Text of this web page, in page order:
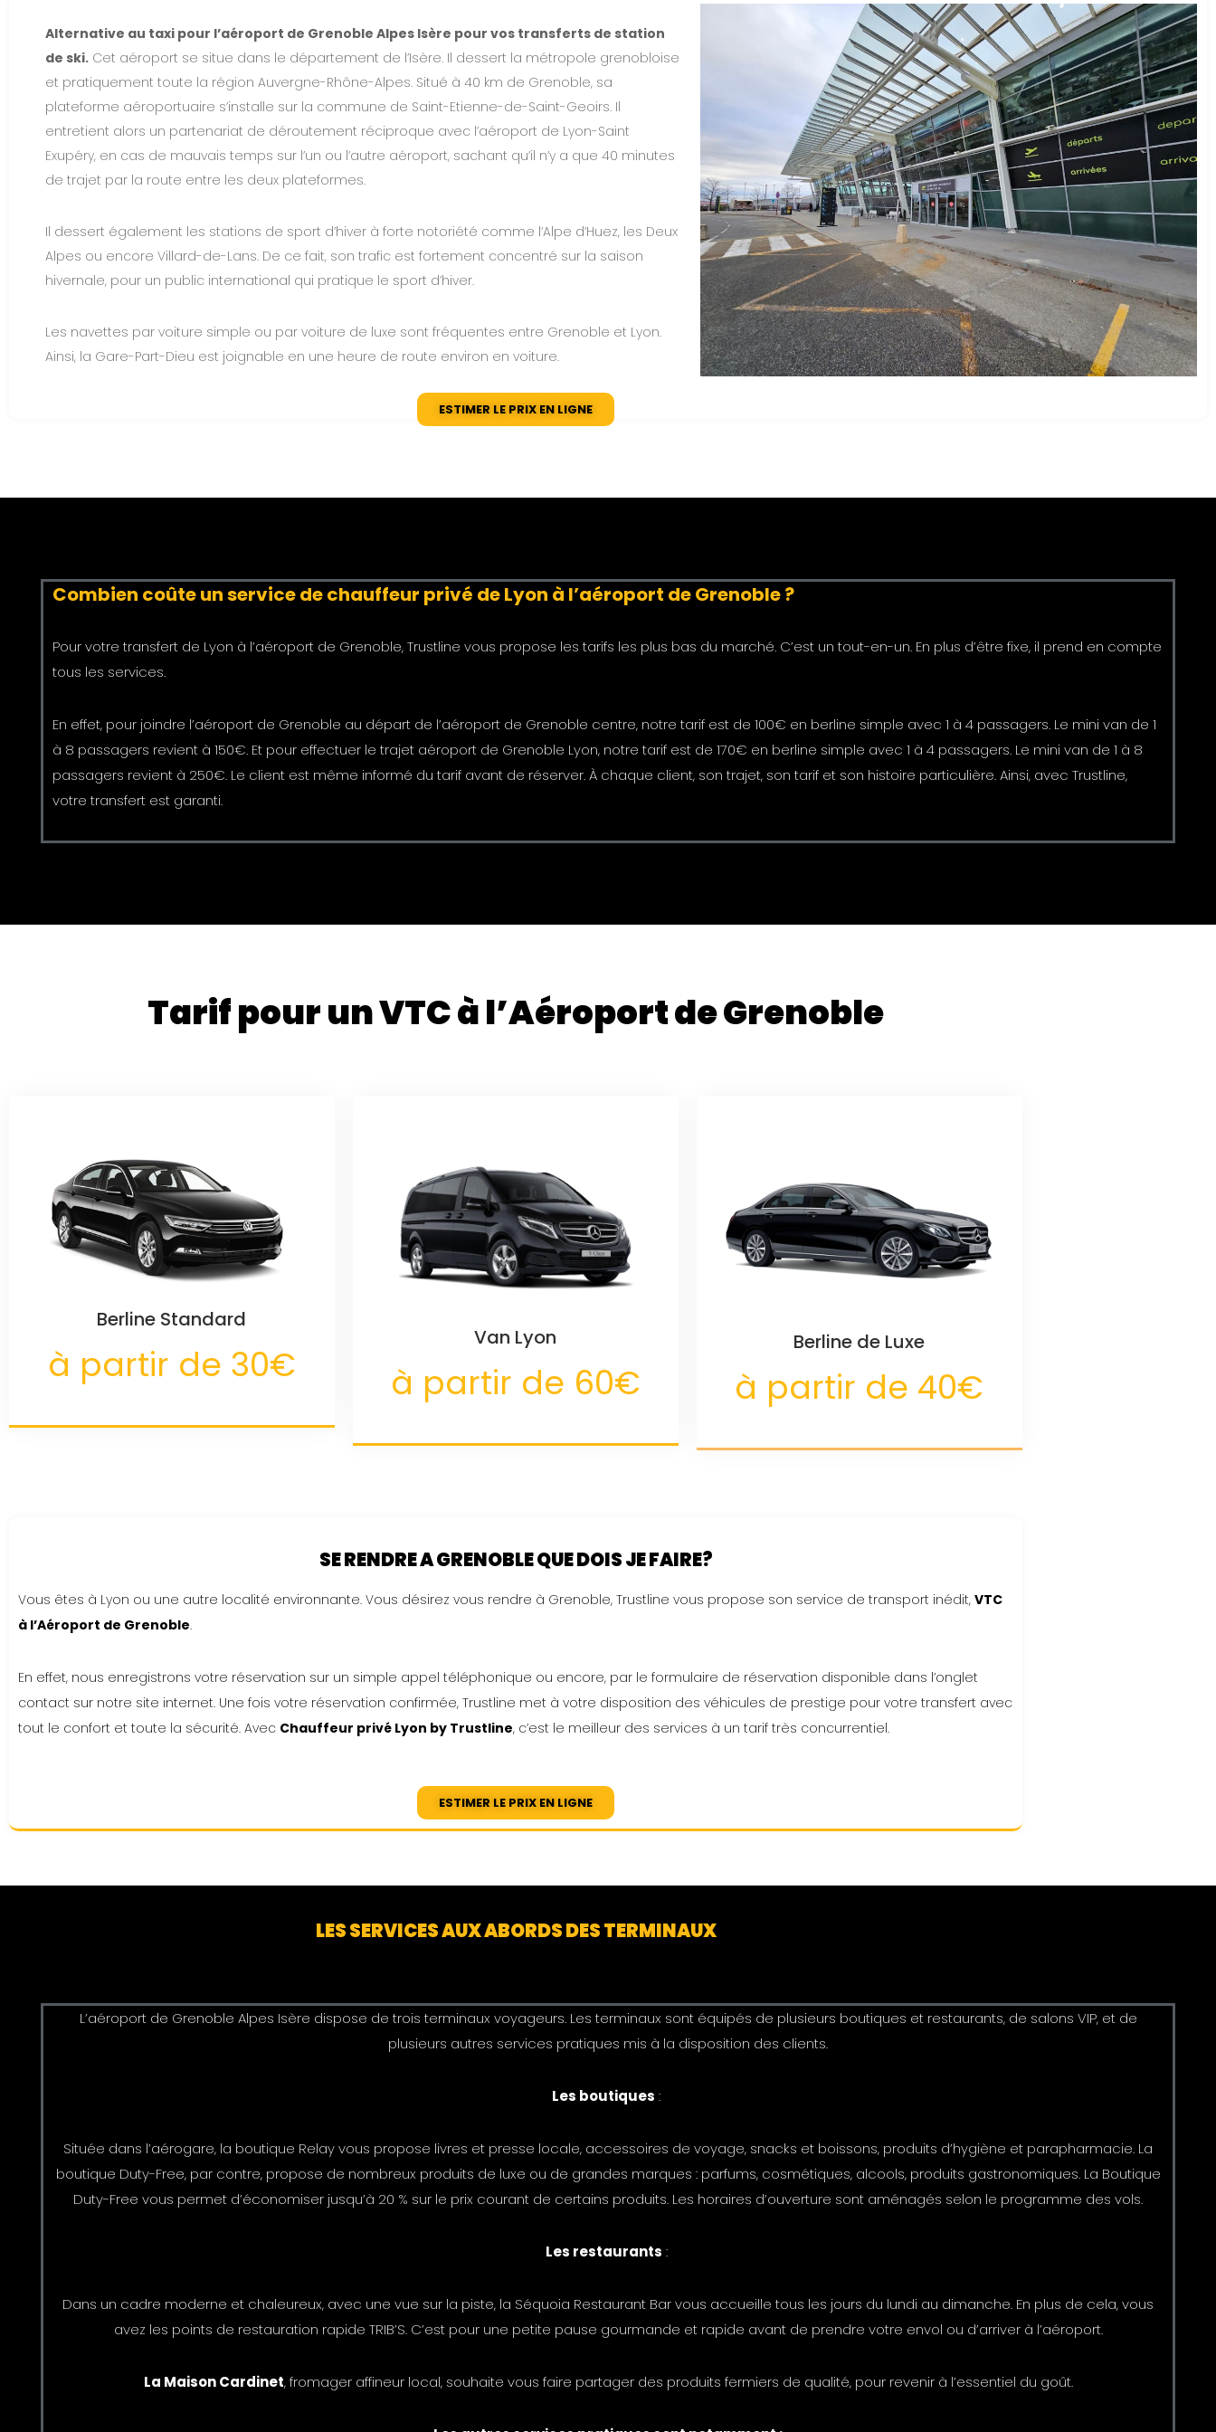
Alternative au taxi pour l’aéroport de Grenoble Alpes Isère pour vos transferts de station
de ski. Cet aéroport se situe dans le département de l’Isère. Il dessert la métropole grenobloise
et pratiquement toute la région Auvergne-Rhône-Alpes. Situé à 40 km de Grenoble, sa
plateforme aéroportuaire s’installe sur la commune de Saint-Etienne-de-Saint-Geoirs. Il
entretient alors un partenariat de déroutement réciproque avec l’aéroport de Lyon-Saint
Exupéry, en cas de mauvais temps sur l’un ou l’autre aéroport, sachant qu’il n’y a que 40 minutes
de trajet par la route entre les deux plateformes.
Il dessert également les stations de sport d’hiver à forte notoriété comme l’Alpe d’Huez, les Deux
Alpes ou encore Villard-de-Lans. De ce fait, son trafic est fortement concentré sur la saison
hivernale, pour un public international qui pratique le sport d’hiver.
Les navettes par voiture simple ou par voiture de luxe sont fréquentes entre Grenoble et Lyon.
Ainsi, la Gare-Part-Dieu est joignable en une heure de route environ en voiture.
ESTIMER LE PRIX EN LIGNE
Combien coûte un service de chauffeur privé de Lyon à l’aéroport de Grenoble ?
Pour votre transfert de Lyon à l’aéroport de Grenoble, Trustline vous propose les tarifs les plus bas du marché. C’est un tout-en-un. En plus d’être fixe, il prend en compte
tous les services.
En effet, pour joindre l’aéroport de Grenoble au départ de l’aéroport de Grenoble centre, notre tarif est de 100€ en berline simple avec 1 à 4 passagers. Le mini van de 1
à 8 passagers revient à 150€. Et pour effectuer le trajet aéroport de Grenoble Lyon, notre tarif est de 170€ en berline simple avec 1 à 4 passagers. Le mini van de 1 à 8
passagers revient à 250€. Le client est même informé du tarif avant de réserver. À chaque client, son trajet, son tarif et son histoire particulière. Ainsi, avec Trustline,
votre transfert est garanti.
Tarif pour un VTC à l’Aéroport de Grenoble
Berline Standard
à partir de 30€
Van Lyon
à partir de 60€
Berline de Luxe
à partir de 40€
SE RENDRE A GRENOBLE QUE DOIS JE FAIRE?
Vous êtes à Lyon ou une autre localité environnante. Vous désirez vous rendre à Grenoble, Trustline vous propose son service de transport inédit, VTC
à l’Aéroport de Grenoble.
En effet, nous enregistrons votre réservation sur un simple appel téléphonique ou encore, par le formulaire de réservation disponible dans l’onglet
contact sur notre site internet. Une fois votre réservation confirmée, Trustline met à votre disposition des véhicules de prestige pour votre transfert avec
tout le confort et toute la sécurité. Avec Chauffeur privé Lyon by Trustline, c’est le meilleur des services à un tarif très concurrentiel.
ESTIMER LE PRIX EN LIGNE
LES SERVICES AUX ABORDS DES TERMINAUX
L’aéroport de Grenoble Alpes Isère dispose de trois terminaux voyageurs. Les terminaux sont équipés de plusieurs boutiques et restaurants, de salons VIP, et de
plusieurs autres services pratiques mis à la disposition des clients.
Les boutiques :
Située dans l’aérogare, la boutique Relay vous propose livres et presse locale, accessoires de voyage, snacks et boissons, produits d’hygiène et parapharmacie. La
boutique Duty-Free, par contre, propose de nombreux produits de luxe ou de grandes marques : parfums, cosmétiques, alcools, produits gastronomiques. La Boutique
Duty-Free vous permet d’économiser jusqu’à 20 % sur le prix courant de certains produits. Les horaires d’ouverture sont aménagés selon le programme des vols.
Les restaurants :
Dans un cadre moderne et chaleureux, avec une vue sur la piste, la Séquoia Restaurant Bar vous accueille tous les jours du lundi au dimanche. En plus de cela, vous
avez les points de restauration rapide TRIB’S. C’est pour une petite pause gourmande et rapide avant de prendre votre envol ou d’arriver à l’aéroport.
La Maison Cardinet, fromager affineur local, souhaite vous faire partager des produits fermiers de qualité, pour revenir à l’essentiel du goût.